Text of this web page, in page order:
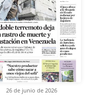
26 de junio de 2026